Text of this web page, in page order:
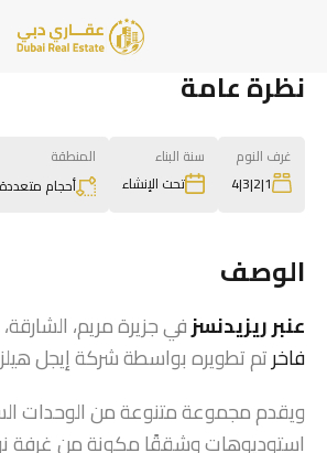
نظرة عامة
غرف النوم
1|2|3|4
سنة البناء
تحت الإنشاء
المنطقة
أحجام متعددة
الوصف
عنبر ريزيدنسزفي جزيرة مريم،
فاخرتم تطويره بواسطة شركة إيجل
ويقدم مجموعة متنوعة من الوحدات
استوديوهات وشققًا مكونة من غرفة